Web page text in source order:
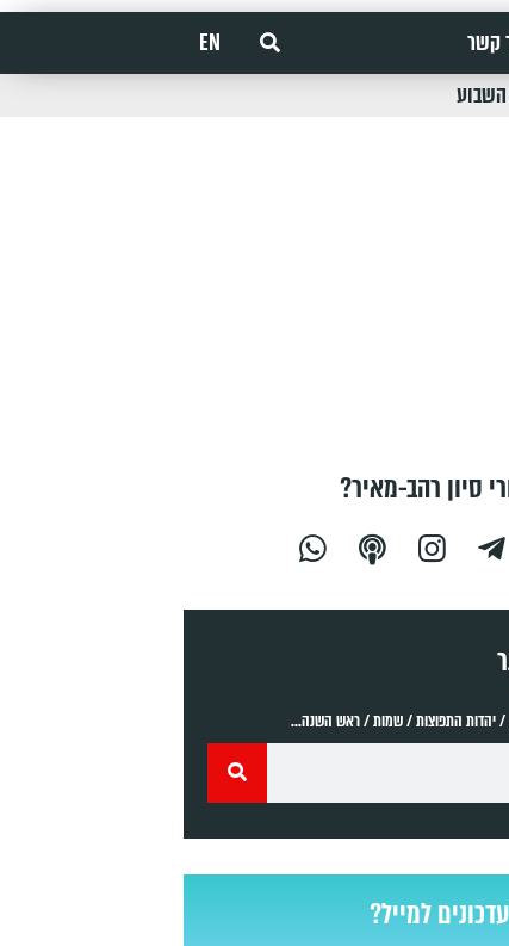
קשר
EN
סיון רהב-מאיר?
/ יהדות התפוצות / שמות / ראש השנה...
למייל?